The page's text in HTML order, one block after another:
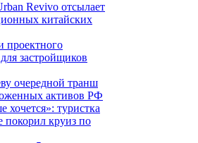
Revivo отсылает
китайских
проектного
застройщиков
очередной транш
активов РФ
хочется»: туристка
покорил круиз по